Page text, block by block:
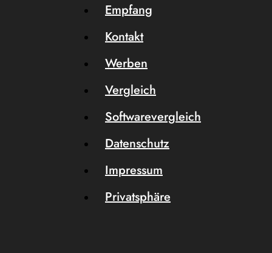
Empfang
Kontakt
Werben
Vergleich
Softwarevergleich
Datenschutz
Impressum
Privatsphäre